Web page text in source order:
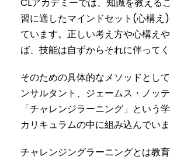
習に適したマインドセット(心構え
ています。正しい考え方や心構え
ば、技能は自ずからそれに伴ってく
そのための具体的なメソッドとし
ンサルタント、ジェームス・ノッ
「チャレンジラーニング」という
カリキュラムの中に組み込んでいま
チャレンジングラーニングとは教